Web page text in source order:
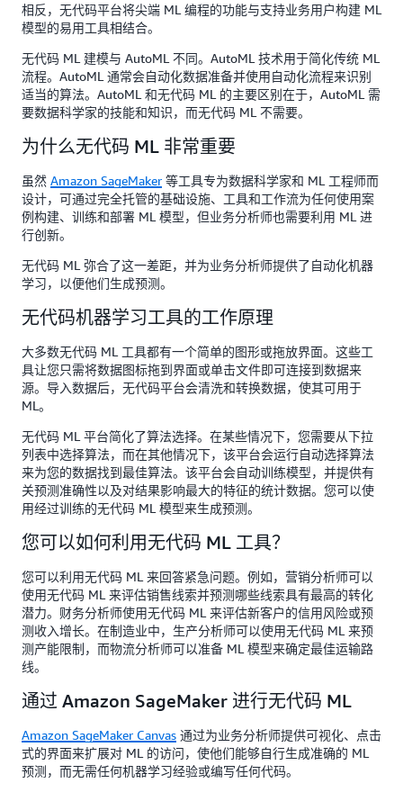
相反，无代码平台将尖端 ML 编程的功能与支持业务用户构建 ML
模型的易用工具相结合。
无代码 ML 建模与 AutoML 不同。AutoML 技术用于简化传统 ML
流程。AutoML 通常会自动化数据准备并使用自动化流程来识别
适当的算法。AutoML 和无代码 ML 的主要区别在于，AutoML 需
要数据科学家的技能和知识，而无代码 ML 不需要。
为什么无代码 ML 非常重要
虽然 Amazon SageMaker 等工具专为数据科学家和 ML 工程师而
设计，可通过完全托管的基础设施、工具和工作流为任何使用案
例构建、训练和部署 ML 模型， 但业务分析师也需要利用 ML 进
行创新。
无代码 ML 弥合了这一差距，并为业务分析师提供了自动化机器
学习，以便他们生成预测。
无代码机器学习工具的工作原理
大多数无代码 ML 工具都有一个简单的图形或拖放界面。这些工
具让您只需将数据图标拖到界面或单击文件即可连接到数据来
源。导入数据后，无代码平台会清洗和转换数据，使其可用于
ML。
无代码 ML 平台简化了算法选择。在某些情况下，您需要从下拉
列表中选择算法，而在其他情况下，该平台会运行自动选择算法
来为您的数据找到最佳算法。该平台会自动训练模型，并提供有
关预测准确性以及对结果影响最大的特征的统计数据。您可以使
用经过训练的无代码 ML 模型来生成预测。
您可以如何利用无代码 ML 工具？
您可以利用无代码 ML 来回答紧急问题。例如，营销分析师可以
使用无代码 ML 来评估销售线索并预测哪些线索具有最高的转化
潜力。财务分析师使用无代码 ML 来评估新客户的信用风险或预
测收入增长。在制造业中，生产分析师可以使用无代码 ML 来预
测产能限制，而物流分析师可以准备 ML 模型来确定最佳运输路
线。
通过 Amazon SageMaker 进行无代码 ML
Amazon SageMaker Canvas 通过为业务分析师提供可视化、点击
式的界面来扩展对 ML 的访问，使他们能够自行生成准确的 ML
预测，而无需任何机器学习经验或编写任何代码。